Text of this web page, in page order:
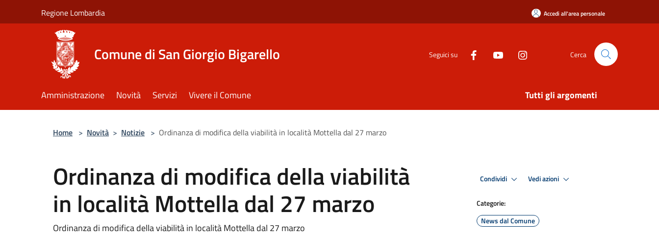
Regione Lombardia Accedi all'area personale
Comune di San Giorgio Bigarello Seguici su Cerca
Amministrazione Novità Servizi Vivere il Comune Tutti gli argomenti
Home > Novità > Notizie > Ordinanza di modifica della viabilità in località Mottella dal 27 marzo
Ordinanza di modifica della viabilità
in località Mottella dal 27 marzo
Ordinanza di modifica della viabilità in località Mottella dal 27 marzo
Condividi Vedi azioni
Categorie:
News dal Comune